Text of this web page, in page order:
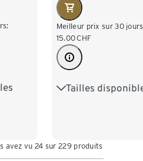
Meilleur prix sur 30
15.00CHF
Tailles
S 36/38 M 40/42
avez vu 24 sur 229 produits